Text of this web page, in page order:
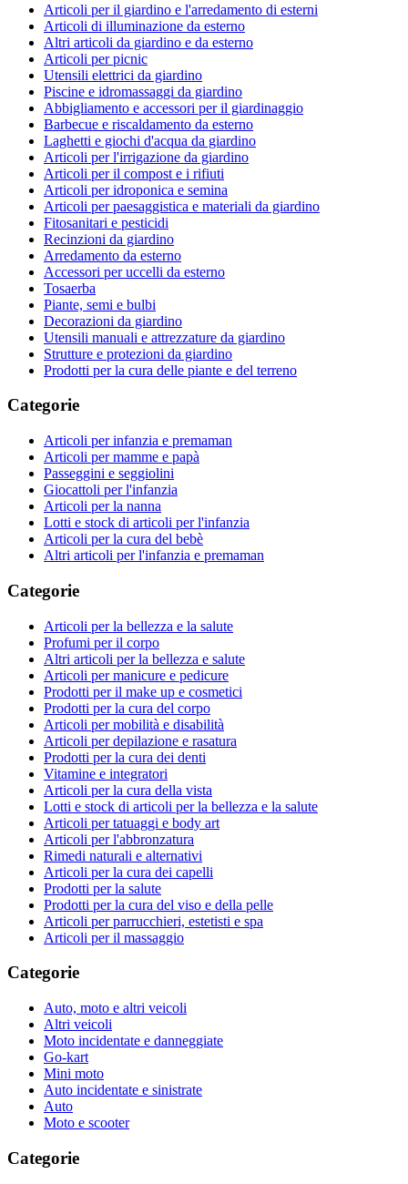
Articoli per il giardino e l'arredamento di esterni
Articoli di illuminazione da esterno
Altri articoli da giardino e da esterno
Articoli per picnic
Utensili elettrici da giardino
Piscine e idromassaggi da giardino
Abbigliamento e accessori per il giardinaggio
Barbecue e riscaldamento da esterno
Laghetti e giochi d'acqua da giardino
Articoli per l'irrigazione da giardino
Articoli per il compost e i rifiuti
Articoli per idroponica e semina
Articoli per paesaggistica e materiali da giardino
Fitosanitari e pesticidi
Recinzioni da giardino
Arredamento da esterno
Accessori per uccelli da esterno
Tosaerba
Piante, semi e bulbi
Decorazioni da giardino
Utensili manuali e attrezzature da giardino
Strutture e protezioni da giardino
Prodotti per la cura delle piante e del terreno
Categorie
Articoli per infanzia e premaman
Articoli per mamme e papà
Passeggini e seggiolini
Giocattoli per l'infanzia
Articoli per la nanna
Lotti e stock di articoli per l'infanzia
Articoli per la cura del bebè
Altri articoli per l'infanzia e premaman
Categorie
Articoli per la bellezza e la salute
Profumi per il corpo
Altri articoli per la bellezza e salute
Articoli per manicure e pedicure
Prodotti per il make up e cosmetici
Prodotti per la cura del corpo
Articoli per mobilità e disabilità
Articoli per depilazione e rasatura
Prodotti per la cura dei denti
Vitamine e integratori
Articoli per la cura della vista
Lotti e stock di articoli per la bellezza e la salute
Articoli per tatuaggi e body art
Articoli per l'abbronzatura
Rimedi naturali e alternativi
Articoli per la cura dei capelli
Prodotti per la salute
Prodotti per la cura del viso e della pelle
Articoli per parrucchieri, estetisti e spa
Articoli per il massaggio
Categorie
Auto, moto e altri veicoli
Altri veicoli
Moto incidentate e danneggiate
Go-kart
Mini moto
Auto incidentate e sinistrate
Auto
Moto e scooter
Categorie